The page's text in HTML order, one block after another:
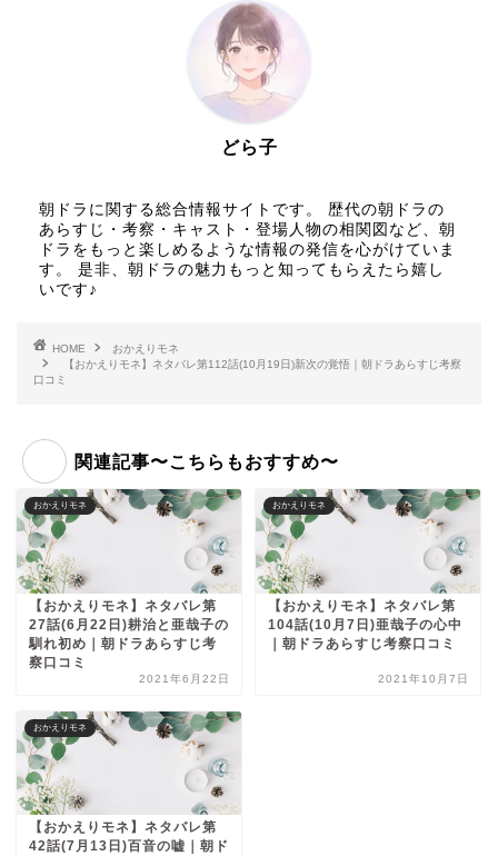
どら子
朝ドラに関する総合情報サイトです。 歴代の朝ドラの
あらすじ・考察・キャスト・登場人物の相関図など、朝
ドラをもっと楽しめるような情報の発信を心がけていま
す。 是非、朝ドラの魅力もっと知ってもらえたら嬉し
いです♪
HOME
おかえりモネ
【おかえりモネ】ネタバレ第112話(10月19日)新次の覚悟｜朝ドラあらすじ考察
口コミ
関連記事〜こちらもおすすめ〜
おかえりモネ
【おかえりモネ】ネタバレ第
27話(6月22日)耕治と亜哉子の
馴れ初め｜朝ドラあらすじ考
察口コミ
2021年6月22日
おかえりモネ
【おかえりモネ】ネタバレ第
104話(10月7日)亜哉子の心中
｜朝ドラあらすじ考察口コミ
2021年10月7日
おかえりモネ
【おかえりモネ】ネタバレ第
42話(7月13日)百音の嘘｜朝ド